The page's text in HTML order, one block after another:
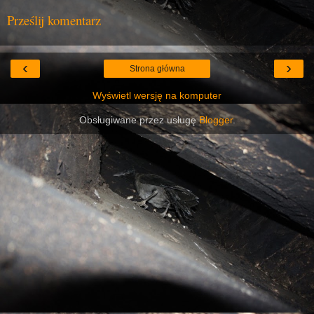
Prześlij komentarz
‹ ›
Strona główna
Wyświetl wersję na komputer
Obsługiwane przez usługęBlogger.